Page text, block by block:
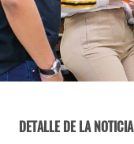
DETALLE DE LA NOTICIA